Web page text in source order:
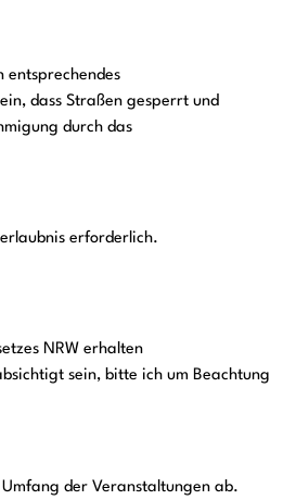
entsprechendes
dass Straßen gesperrt und
durch das
erforderlich.
NRW erhalten
sein, bitte ich um Beachtung
der Veranstaltungen ab.